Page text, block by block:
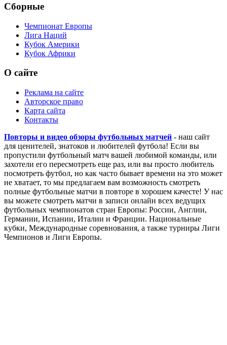
Сборные
Чемпионат Европы
Лига Наций
Кубок Америки
Кубок Африки
О сайте
Реклама на сайте
Авторское право
Карта сайта
Контакты
Повторы и видео обзоры футбольных матчей - наш сайт
для ценителей, знатоков и любителей футбола! Если вы
пропустили футбольный матч вашей любимой команды, или
захотели его пересмотреть еще раз, или вы просто любитель
посмотреть футбол, но как часто бывает времени на это может
не хватает, то мы предлагаем вам возможность смотреть
полные футбольные матчи в повторе в хорошем качесте! У нас
вы можете смотреть матчи в записи онлайн всех ведущих
футбольных чемпионатов стран Европы: России, Англии,
Германии, Испании, Италии и Франции. Национальные
кубки, Международные соревнования, а также турниры Лиги
Чемпионов и Лиги Европы.